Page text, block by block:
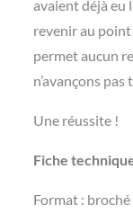
avaient déjà eu
revenir au point
permet aucun
n’avançons
Une réussite !
Fiche
Format : broché